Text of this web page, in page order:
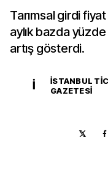
Tarımsal girdi
aylık bazda yüzde
artış gösterdi.
İ
İSTANBUL
GAZETESI